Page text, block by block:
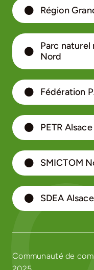
Région
Parc naturel
Nord
Fédération
PETR
SMICTOM
SDEA
Communauté de